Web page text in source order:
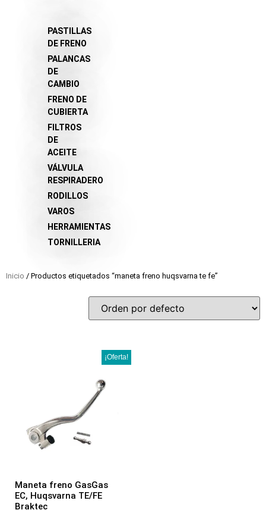
PASTILLAS
DE FRENO
PALANCAS
DE
CAMBIO
FRENO DE
CUBIERTA
FILTROS
DE
ACEITE
VÁLVULA
RESPIRADERO
RODILLOS
VAROS
HERRAMIENTAS
TORNILLERIA
Inicio / Productos etiquetados “maneta freno huqsvarna te fe”
¡Oferta!
Maneta freno GasGas
EC, Huqsvarna TE/FE
Braktec